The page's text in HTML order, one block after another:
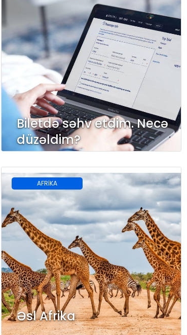
Biletdə səhv etdim. Necə
düzəldim?
AFRİKA
Əsl Afrika